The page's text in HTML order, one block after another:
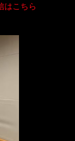
はこちら